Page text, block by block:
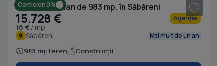
Comision 0%
Teren intravilan de 983 mp, în Săbăreni
15.728 €
16 € / mp
Agenție
Săbăreni Mai mult de un an
983 mp teren Construcții